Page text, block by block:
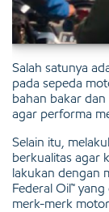
Salah satunya
pada sepeda
bahan bakar
agar performa
Selain itu,
berkualitas agar
lakukan dengan
Federal Oil™
merk-merk